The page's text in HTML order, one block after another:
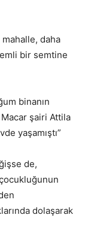
daha
bir semtine
binanın
şairi Attila
yaşamıştı”
de,
dolaşarak